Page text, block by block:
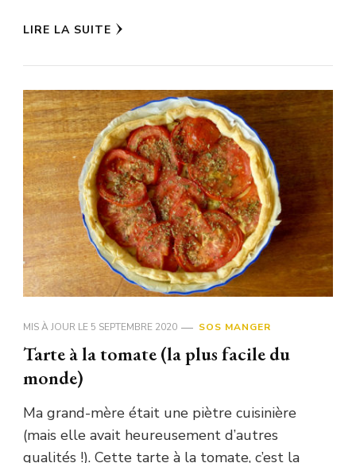
LIRE LA SUITE
MIS À JOUR LE 5 SEPTEMBRE 2020 SOS MANGER
Tarte à la tomate (la plus facile du
monde)
Ma grand-mère était une piètre cuisinière
(mais elle avait heureusement d’autres
qualités !). Cette tarte à la tomate, c’est la